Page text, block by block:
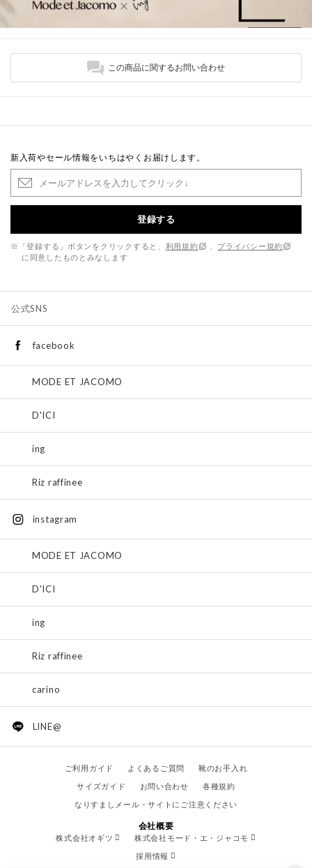
この商品に関するお問い合わせ
新入荷やセール情報をいちはやくお届けします。
登録する
※「登録する」ボタンをクリックすると、 利用規約
プライバシー規約
に同意したものとみなします
公式SNS
facebook
MODE ET JACOMO
D'ICI
ing
Riz raffinee
instagram
MODE ET JACOMO
D'ICI
ing
Riz raffinee
carino
LINE@
ご利用ガイド よくあるご質問
靴のお手入れ
サイズガイド
お問い合わせ
各種規約
なりすましメール・サイトにご注意ください
会社概要
株式会社オギツ
株式会社モード・エ・ジャコモ
採用情報